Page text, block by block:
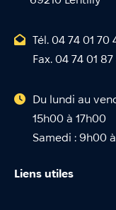
Tél. 04 74 01 70
Fax. 04 74 01 87
Du lundi au
15h00 à 17h00
Samedi : 9h00 à
Liens utiles